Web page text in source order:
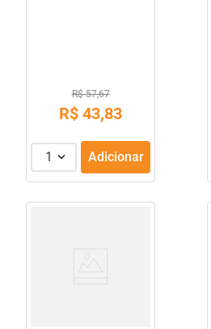
R$ 57,67
R$ 43,83
1 Adicionar